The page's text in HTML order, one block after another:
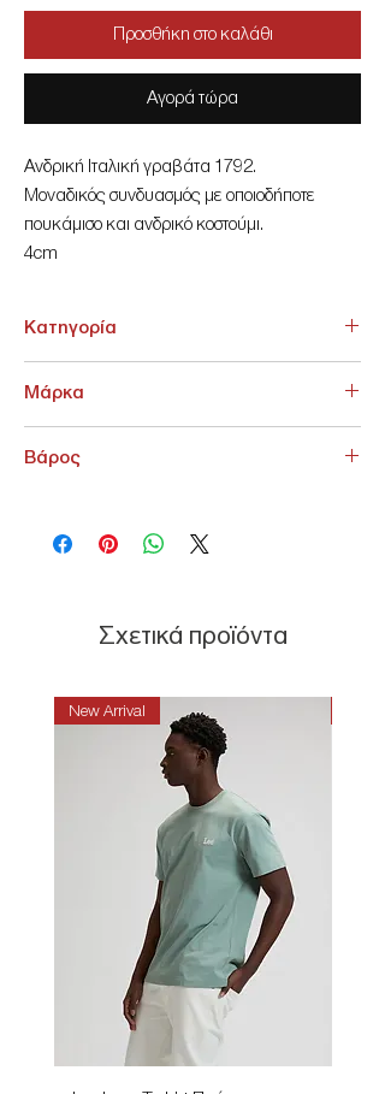
Προσθήκη στο καλάθι
Αγορά τώρα
Ανδρική Ιταλική γραβάτα 1792.
Μοναδικός συνδυασμός με οποιοδήποτε
πουκάμισο και ανδρικό κοστούμι.
4cm
Κατηγορία
Μάρκα
Βάρος
Σχετικά προϊόντα
New Arrival